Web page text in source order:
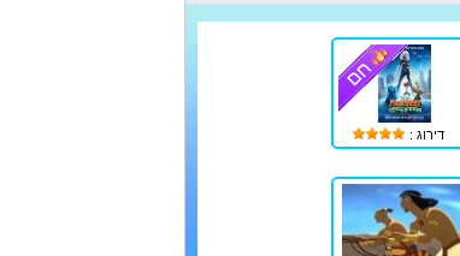
דירוג :